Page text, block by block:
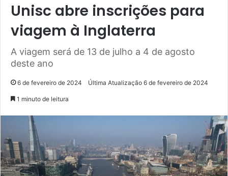
Unisc abre inscrições para
viagem à Inglaterra
A viagem será de 13 de julho a 4 de agosto
deste ano
6 de fevereiro de 2024 Última Atualização 6 de fevereiro de 2024
1 minuto de leitura